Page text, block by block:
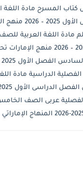
كتاب المسرح مادة اللغة
السادس الفصل
مادة اللغة العربية
الفصل الأول 2025 – 2026
الدراسية مادة
الفصلية عربى الصف